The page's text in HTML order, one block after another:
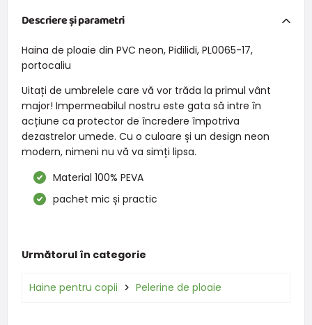
Descriere și parametri
Haina de ploaie din PVC neon, Pidilidi, PL0065-17,
portocaliu
Uitați de umbrelele care vă vor trăda la primul vânt
major! Impermeabilul nostru este gata să intre în
acțiune ca protector de încredere împotriva
dezastrelor umede. Cu o culoare și un design neon
modern, nimeni nu vă va simți lipsa.
Material 100% PEVA
pachet mic și practic
Următorul în categorie
Haine pentru copii Pelerine de ploaie